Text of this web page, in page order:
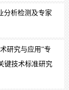
分析检测及专家
研究与应用”专
键技术标准研究